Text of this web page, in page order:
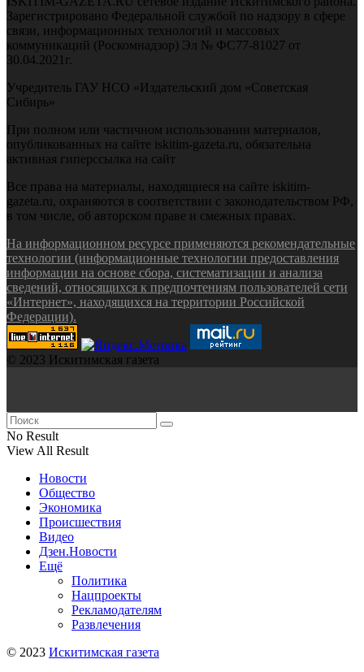
Зарегистрировано Федеральной службой по надзору в сфере
связи, информационных технологий и массовых
коммуникаций (Роскомнадзор) Эл № ФС77-81027 от
30.04.2021г.
Учредитель ГАУ НСО «Издательский дом «Советская
Сибирь»
При полном или частичном использовании материалов,
опубликованных на сайте iskitim-gazeta.ru, обязательна
активная гиперссылка на сайт
Все права на материалы, находящиеся на сайте iskitim-
gazeta.ru, охраняются в соответствии с законодательством РФ,
в том числе, об авторском праве и смежных правах.
На информационном ресурсе применяются рекомендательные
технологии (информационные технологии предоставления
информации на основе сбора, систематизации и анализа
сведений, относящихся к предпочтениям пользователей сети
«Интернет», находящихся на территории Российской
Федерации).
© 2023 Искитимская газета
No Result
View All Result
Новости
Общество
Экономика
Происшествия
Видео
Дзен.Новости
Ещё
Политика
Нацпроекты
Рекламодателям
Развлечения
© 2023 Искитимская газета